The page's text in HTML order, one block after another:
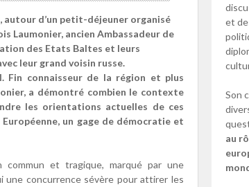
autour d’un petit-déjeuner organisé
Laumonier, ancien Ambassadeur de
des Etats Baltes et leurs
leur grand voisin russe.
Fin connaisseur de la région et plus
a démontré combien le contexte
les orientations actuelles de ces
un gage de démocratie et
et tragique, marqué par une
une concurrence sévère pour attirer les
et
Son
au